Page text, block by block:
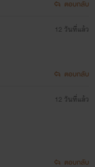
ตอบกลับ
12 วันที่แล้ว
ตอบกลับ
12 วันที่แล้ว
ตอบกลับ